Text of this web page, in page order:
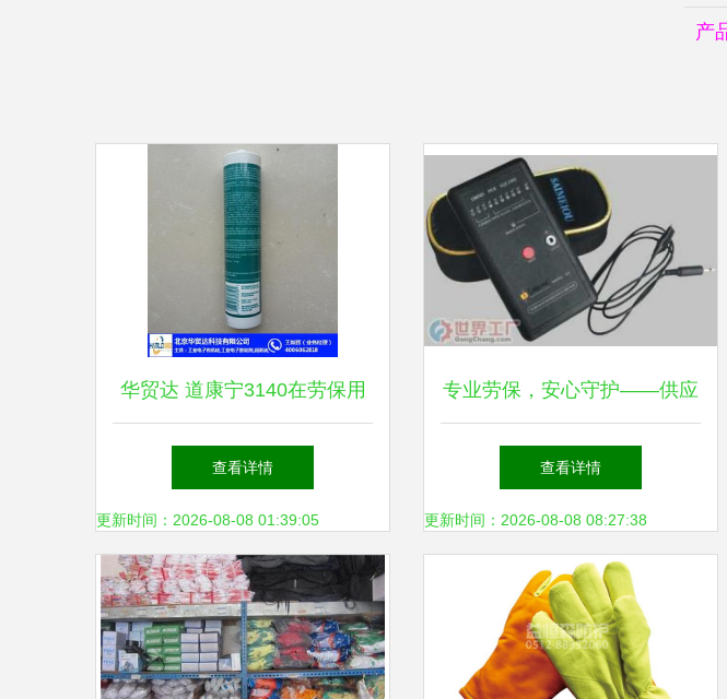
产
华贸达 道康宁3140在劳保用
品领域的应用与价值
查看详情
更新时间：2026-08-08 01:39:05
专业劳保，安心守护——供应
顺德防静电手腕带及东莞鼎安
劳保用品批发解析
查看详情
更新时间：2026-08-08 08:27:38